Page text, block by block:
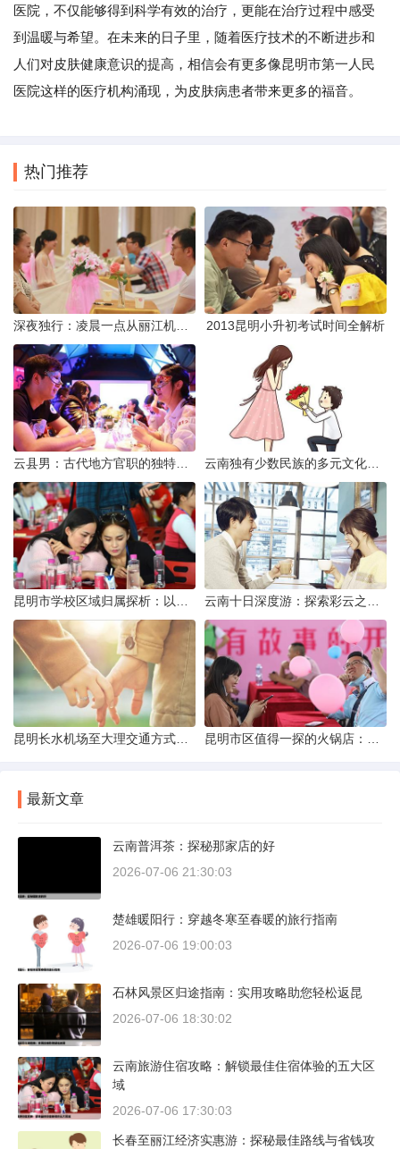
医院，不仅能够得到科学有效的治疗，更能在治疗过程中感受
到温暖与希望。在未来的日子里，随着医疗技术的不断进步和
人们对皮肤健康意识的提高，相信会有更多像昆明市第一人民
医院这样的医疗机构涌现，为皮肤病患者带来更多的福音。
热门推荐
2013昆明小升初考试时间全解析
最新文章
云南普洱茶：探秘那家店的好
2026-07-06 21:30:03
楚雄暖阳行：穿越冬寒至春暖的旅行指南
2026-07-06 19:00:03
石林风景区归途指南：实用攻略助您轻松返昆
2026-07-06 18:30:02
云南旅游住宿攻略：解锁最佳住宿体验的五大区
域
2026-07-06 17:30:03
长春至丽江经济实惠游：探秘最佳路线与省钱攻